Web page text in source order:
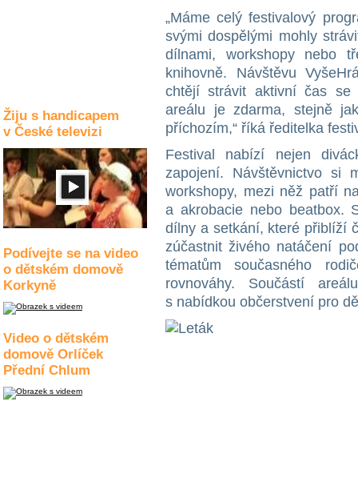
Žiju s handicapem
v České televizi
Podívejte se na video
o dětském domově
Korkyně
Video o dětském
domově Orlíček
Přední Chlum
„Máme celý festivalový
svými dospělými mohly
dílnami, workshopy nebo
knihovně. Návštěvu
chtějí strávit aktivní čas se
areálu je zdarma, stejně
příchozím,“ říká ředitelka
Festival nabízí nejen
zapojení. Návštěvnictvo si
workshopy, mezi něž patří
a akrobacie nebo beatbox.
dílny a setkání, které přiblíží
zúčastnit živého natáčení
tématům současného
rovnováhy. Součástí
s nabídkou občerstvení pro